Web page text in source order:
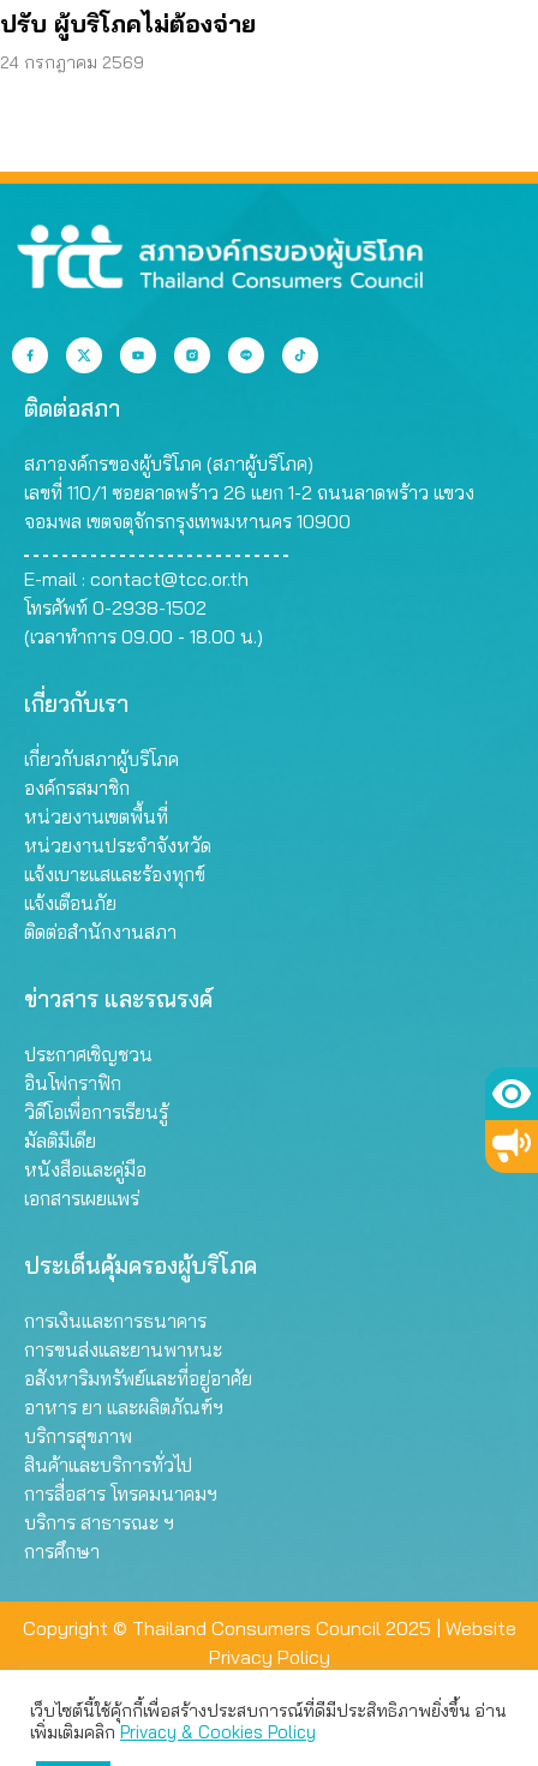
ปรับ ผู้บริโภคไม่ต้องจ่าย
24 กรกฎาคม 2569
ติดต่อสภา
สภาองค์กรของผู้บริโภค (สภาผู้บริโภค)
เลขที่ 110/1 ซอยลาดพร้าว 26 แยก 1-2 ถนนลาดพร้าว แขวง
จอมพล เขตจตุจักรกรุงเทพมหานคร 10900
E-mail : contact@tcc.or.th
โทรศัพท์ 0-2938-1502
(เวลาทำการ 09.00 - 18.00 น.)
เกี่ยวกับเรา
เกี่ยวกับสภาผู้บริโภค
องค์กรสมาชิก
หน่วยงานเขตพื้นที่
หน่วยงานประจำจังหวัด
แจ้งเบาะแสและร้องทุกข์
แจ้งเตือนภัย
ติดต่อสำนักงานสภา
ข่าวสาร และรณรงค์
ประกาศเชิญชวน
อินโฟกราฟิก
วิดีโอเพื่อการเรียนรู้
มัลติมีเดีย
หนังสือและคู่มือ
เอกสารเผยแพร่
ประเด็นคุ้มครองผู้บริโภค
การเงินและการธนาคาร
การขนส่งและยานพาหนะ
อสังหาริมทรัพย์และที่อยู่อาศัย
อาหาร ยา และผลิตภัณฑ์ฯ
บริการสุขภาพ
สินค้าและบริการทั่วไป
การสื่อสาร โทรคมนาคมฯ
บริการ สาธารณะ ฯ
การศึกษา
Copyright © Thailand Consumers Council 2025 | Website
Privacy Policy
เว็บไซต์นี้ใช้คุ้กกี้เพื่อสร้างประสบการณ์ที่ดีมีประสิทธิภาพยิ่งขึ้น อ่าน
เพิ่มเติมคลิกPrivacy & Cookies Policy
เว็บไซต์นี้ใช้คุกกี้เพื่อมอบประสบการณ์การใช้งานที่ดีให้แก่ท่าน คุณ
สามารถเลือกตั้งค่าความเป็นส่วนตัวได้